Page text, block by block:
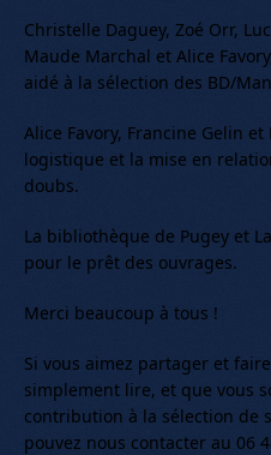
Christelle Daguey, Zoé Orr,
Maude Marchal et Alice
aidé à la sélection des BD/
Alice Favory, Francine Gelin
logistique et la mise en
doubs.
La bibliothèque de Pugey et
pour le prêt des ouvrages.
Merci beaucoup à tous !
Si vous aimez partager et
simplement lire, et que vous
contribution à la sélection de
pouvez nous contacter au 06